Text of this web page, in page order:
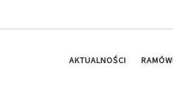
AKTUALNOŚCI